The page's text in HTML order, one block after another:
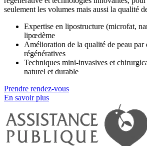
seulement les volumes mais aussi la qualité
Expertise en lipostructure (microfat,
lipœdème
Amélioration de la qualité de peau par
régénératives
Techniques mini-invasives et
naturel et durable
Prendre rendez-vous
En savoir plus